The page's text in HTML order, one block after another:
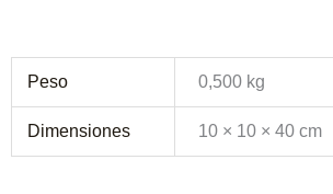
Peso 0,500 kg
Dimensiones 10 × 10 × 40 cm